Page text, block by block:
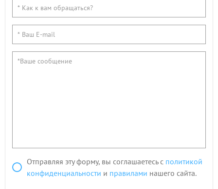
Отправляя эту форму, вы соглашаетесь с политикой
конфиденциальности и правилами нашего сайта.